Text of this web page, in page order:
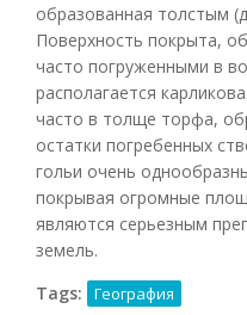
образованная толстым
Поверхность покрыта,
часто погруженными в
располагается
часто в толще торфа,
остатки погребенных
гольи очень
покрывая огромные
являются серьезным
земель.
Tags:
География